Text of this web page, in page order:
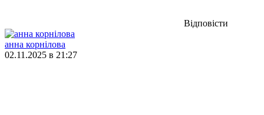
Відповісти
анна корнілова
02.11.2025 в 21:27